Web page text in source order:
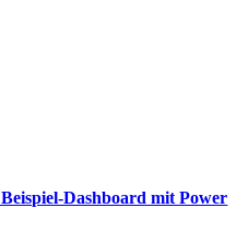
Dashboard mit Power